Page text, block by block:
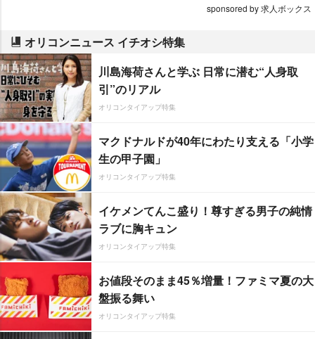
sponsored by 求人ボックス
オリコンニュース イチオシ特集
川島海荷さんと学ぶ 日常に潜む“人身取
引”のリアル
オリコンタイアップ特集
マクドナルドが40年にわたり支える「小学
生の甲子園」
オリコンタイアップ特集
イケメンてんこ盛り！尊すぎる男子の純情
ラブに胸キュン
オリコンタイアップ特集
お値段そのまま45％増量！ファミマ夏の大
盤振る舞い
オリコンタイアップ特集